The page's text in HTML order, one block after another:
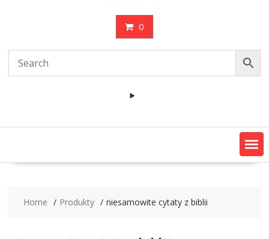
0
Home Produkty niesamowite cytaty z biblii